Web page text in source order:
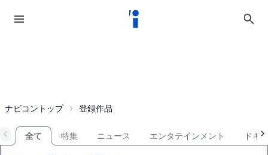
ナビコントップ 登録作品
全て 特集 ニュース エンタテインメント ドキ